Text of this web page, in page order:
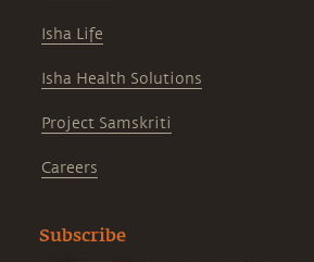
Isha Life
Isha Health Solutions
Project Samskriti
Careers
Subscribe